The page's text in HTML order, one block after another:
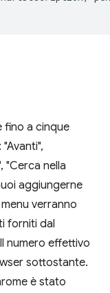
fino a cinque
"Cerca nella
aggiungerne
verranno
forniti dal
numero effettivo
sottostante.
è stato